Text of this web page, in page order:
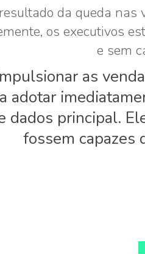
da queda nas
os executivos
e sem
as
adotar
dados principal.
fossem capazes